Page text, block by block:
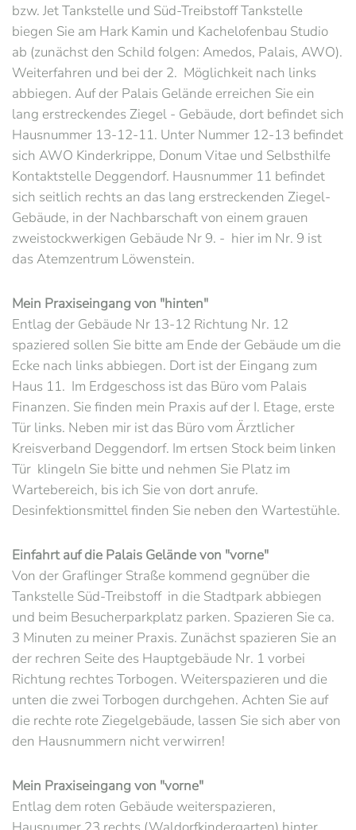
bzw. Jet Tankstelle und Süd-Treibstoff Tankstelle
biegen Sie am Hark Kamin und Kachelofenbau Studio
ab (zunächst den Schild folgen: Amedos, Palais, AWO).
Weiterfahren und bei der 2. Möglichkeit nach links
abbiegen. Auf der Palais Gelände erreichen Sie ein
lang erstreckendes Ziegel - Gebäude, dort befindet sich
Hausnummer 13-12-11. Unter Nummer 12-13 befindet
sich AWO Kinderkrippe, Donum Vitae und Selbsthilfe
Kontaktstelle Deggendorf. Hausnummer 11 befindet
sich seitlich rechts an das lang erstreckenden Ziegel-
Gebäude, in der Nachbarschaft von einem grauen
zweistockwerkigen Gebäude Nr 9. - hier im Nr. 9 ist
das Atemzentrum Löwenstein.
Mein Praxiseingang von "hinten"
Entlag der Gebäude Nr 13-12 Richtung Nr. 12
spaziered sollen Sie bitte am Ende der Gebäude um die
Ecke nach links abbiegen. Dort ist der Eingang zum
Haus 11. Im Erdgeschoss ist das Büro vom Palais
Finanzen. Sie finden mein Praxis auf der I. Etage, erste
Tür links. Neben mir ist das Büro vom Ärztlicher
Kreisverband Deggendorf. Im ertsen Stock beim linken
Tür klingeln Sie bitte und nehmen Sie Platz im
Wartebereich, bis ich Sie von dort anrufe.
Desinfektionsmittel finden Sie neben den Wartestühle.
Einfahrt auf die Palais Gelände von "vorne"
Von der Graflinger Straße kommend gegnüber die
Tankstelle Süd-Treibstoff in die Stadtpark abbiegen
und beim Besucherparkplatz parken. Spazieren Sie ca.
3 Minuten zu meiner Praxis. Zunächst spazieren Sie an
der rechren Seite des Hauptgebäude Nr. 1 vorbei
Richtung rechtes Torbogen. Weiterspazieren und die
unten die zwei Torbogen durchgehen. Achten Sie auf
die rechte rote Ziegelgebäude, lassen Sie sich aber von
den Hausnummern nicht verwirren!
Mein Praxiseingang von "vorne"
Entlag dem roten Gebäude weiterspazieren,